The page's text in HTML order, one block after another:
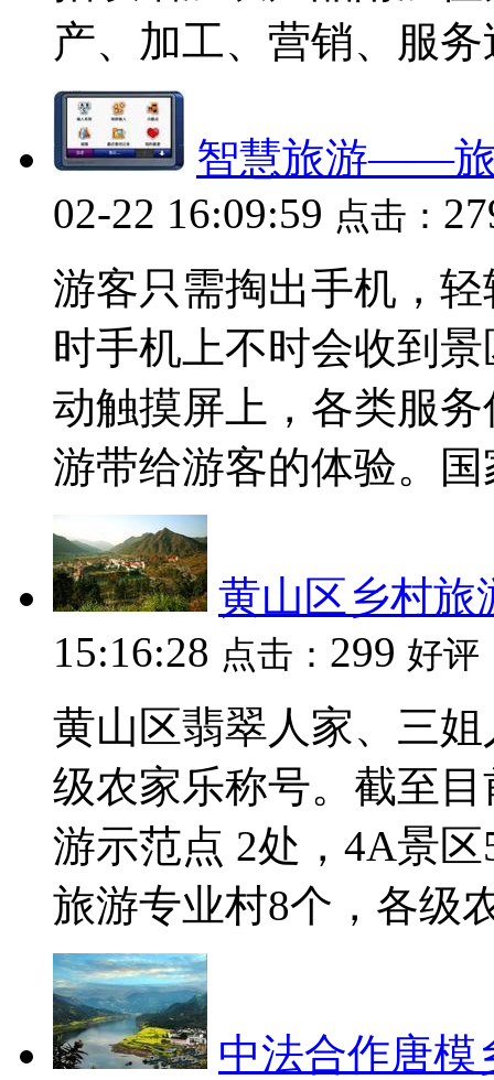
产、加工、营销、服务
智慧旅游——旅
02-22 16:09:59 点击：
游客只需掏出手机，
时手机上不时会收到
动触摸屏上，各类服
游带给游客的体验。国
黄山区乡村旅
15:16:28 点击： 299 好评
黄山区翡翠人家、三
级农家乐称号。截至
游示范点 2处，4A景
旅游专业村8个，各级
中法合作唐模